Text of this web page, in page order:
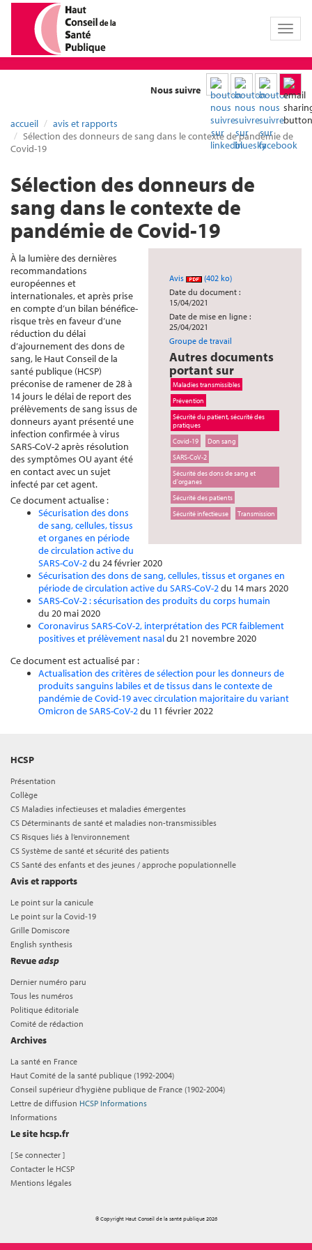
Toggle
Nous suivre
accueil
avis et rapports
Sélection des donneurs de sang dans le contexte de pandémie de
Covid-19
Sélection des donneurs de
sang dans le contexte de
pandémie de Covid-19
Avis
(402 ko)
Date du document :
15/04/2021
Date de mise en ligne :
25/04/2021
Groupe de travail
Autres documents
portant sur
Maladies transmissibles
Prévention
Sécurité du patient, sécurité des
pratiques
Covid-19
Don sang
SARS-CoV-2
Sécurité des dons de sang et
d'organes
Sécurité des patients
Sécurité infectieuse
Transmission
À la lumière des dernières
recommandations
européennes et
internationales, et après prise
en compte d’un bilan bénéfice-
risque très en faveur d’une
réduction du délai
d’ajournement des dons de
sang, le Haut Conseil de la
santé publique (HCSP)
préconise de ramener de 28 à
14 jours le délai de report des
prélèvements de sang issus de
donneurs ayant présenté une
infection confirmée à virus
SARS-CoV-2 après résolution
des symptômes OU ayant été
en contact avec un sujet
infecté par cet agent.
Ce document actualise :
Sécurisation des dons
de sang, cellules, tissus
et organes en période
de circulation active du
SARS-CoV-2du 24 février 2020
Sécurisation des dons de sang, cellules, tissus et organes en
période de circulation active du SARS-CoV-2du 14 mars 2020
SARS-CoV-2 : sécurisation des produits du corps humain
du 20 mai 2020
Coronavirus SARS-CoV-2, interprétation des PCR faiblement
positives et prélèvement nasaldu 21 novembre 2020
Ce document est actualisé par :
Actualisation des critères de sélection pour les donneurs de
produits sanguins labiles et de tissus dans le contexte de
pandémie de Covid-19 avec circulation majoritaire du variant
Omicron de SARS-CoV-2du 11 février 2022
HCSP
Présentation
Collège
CS Maladies infectieuses et maladies émergentes
CS Déterminants de santé et maladies non-transmissibles
CS Risques liés à l’environnement
CS Système de santé et sécurité des patients
CS Santé des enfants et des jeunes / approche populationnelle
Avis et rapports
Le point sur la canicule
Le point sur la Covid-19
Grille Domiscore
English synthesis
Revueadsp
Dernier numéro paru
Tous les numéros
Politique éditoriale
Comité de rédaction
Archives
La santé en France
Haut Comité de la santé publique (1992-2004)
Conseil supérieur d'hygiène publique de France (1902-2004)
Lettre de diffusion HCSP Informations
Informations
Le site hcsp.fr
[Se connecter ]
Contacter le HCSP
Mentions légales
© Copyright Haut Conseil de la santé publique 2026